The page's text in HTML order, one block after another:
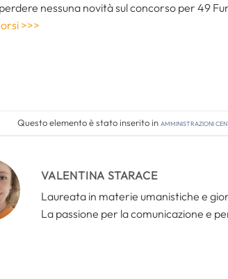
nessuna novità sul concorso per 49
>>>
Questo elemento è stato inserito inAmministrazioni
VALENTINA STARACE
Laureata in materie umanistiche e
La passione per la comunicazione e